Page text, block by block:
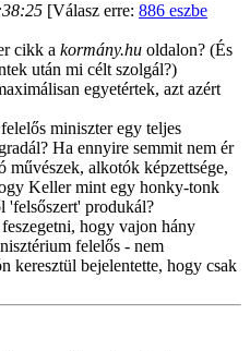
[Válasz erre: 886 eszbe
cikk a kormány.hu oldalon? (És
után mi célt szolgál?)
egyetértek, azt azért
miniszter egy teljes
Ha ennyire semmit nem ér
művészek, alkotók képzettsége,
Keller mint egy honky-tonk
'felsőszert' produkál?
hogy vajon hány
felelős - nem
keresztül bejelentette, hogy csak